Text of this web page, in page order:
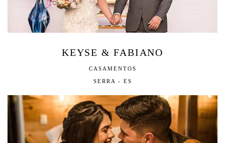
KEYSE & FABIANO
CASAMENTOS
SERRA - ES